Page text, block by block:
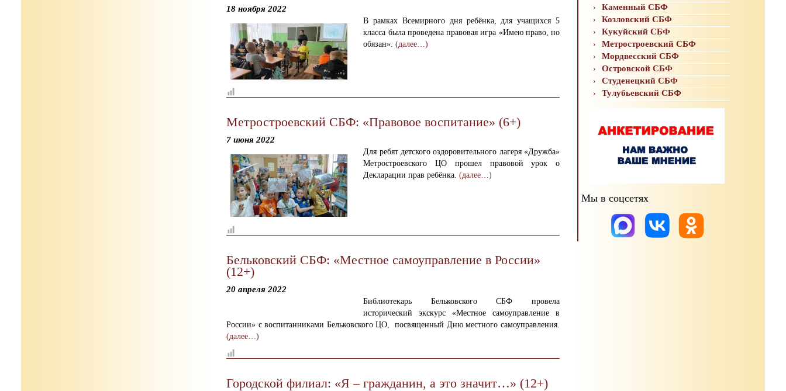
18 ноября 2022
В рамках Всемирного дня ребёнка, для учащихся 5
класса была проведена правовая игра «Имею право, но
обязан».(далее…)
Метростроевский СБФ: «Правовое воспитание» (6+)
7 июня 2022
Для ребят детского оздоровительного лагеря «Дружба»
Метростроевского ЦО прошел правовой урок о
Декларации прав ребёнка.(далее…)
Бельковский СБФ: «Местное самоуправление в России»
(12+)
20 апреля 2022
Библиотекарь Бельковского СБФ провела
исторический экскурс «Местное самоуправление в
России» с воспитанниками Бельковского ЦО, посвященный Дню местного самоуправления.
(далее…)
Городской филиал: «Я – гражданин, а это значит…» (12+)
Каменный СБФ
Козловский СБФ
Кукуйский СБФ
Метростроевский СБФ
Мордвесский СБФ
Островской СБФ
Студенецкий СБФ
Тулубьевский СБФ
Мы в соцсетях